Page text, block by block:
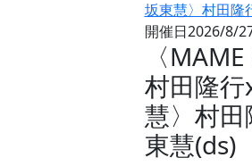
開催日2026/8/
〈
村田隆行
慧〉村田
東慧(ds)